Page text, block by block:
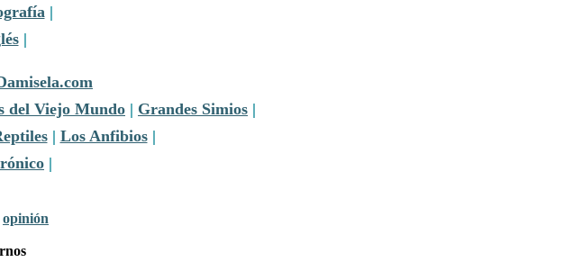
|
|
del Viejo Mundo | Grandes Simios |
| Los Anfibios|
|
opinión